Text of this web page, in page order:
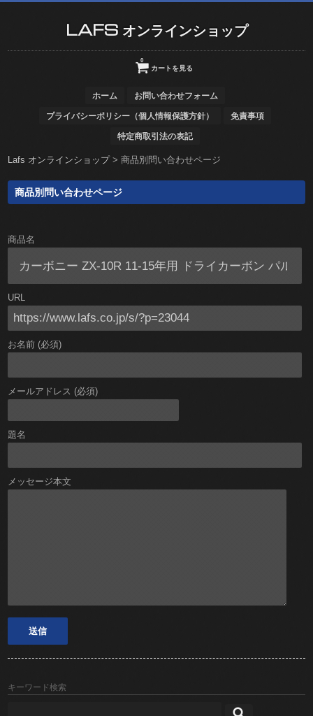
LAFS オンラインショップ
カートを見る
0
ホーム お問い合わせフォーム
プライバシーポリシー（個人情報保護方針） 免責事項
特定商取引法の表記
Lafs オンラインショップ>商品別問い合わせページ
商品別問い合わせページ
商品名
URL
お名前 (必須)
メールアドレス (必須)
題名
メッセージ本文
キーワード検索